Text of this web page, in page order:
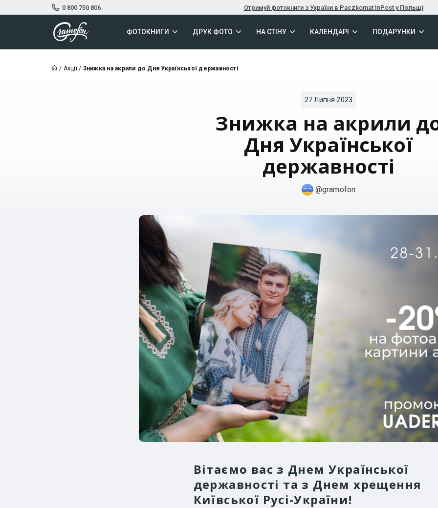
0 800 750 806 Отримуй фотокниги з України в Paczkomat InPost у Польщі
ФОТОКНИГИ ДРУК ФОТО НА СТІНУ КАЛЕНДАРІ ПОДАРУНКИ
/ Акції/ Знижка на акрили до Дня Української державності
27 Липня 2023
Знижка на акрили
Дня Української
державності
@gramofon
Вітаємо вас з Днем Української
державності та з Днем хрещення
Київської Русі-України!